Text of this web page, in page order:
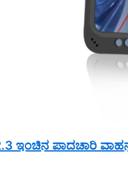
ಇಂಚಿನ ಪಾದಚಾರಿ